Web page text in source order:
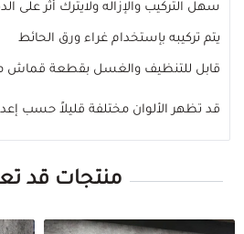
سهل التركيب والإزاله ولايترك أثر على
يتم تركيبه بإستخدام غراء ورق الحائط
قابل للتنظيف والغسل بقطعة قماش
قد تظهر الألوان مختلفة قليلاً حسب
منتجات قد